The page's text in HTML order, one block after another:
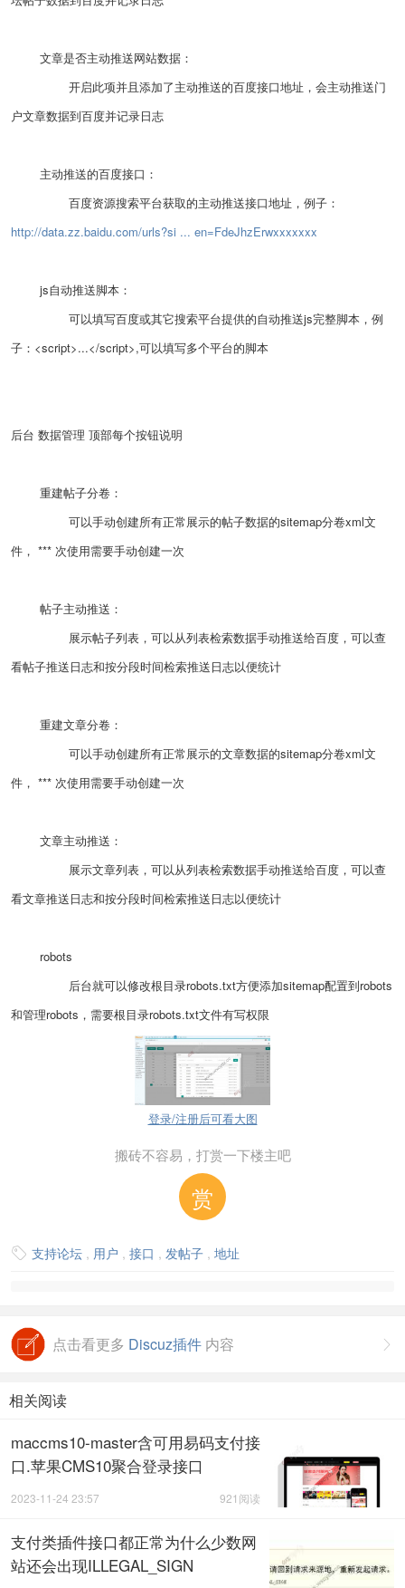
文章是否主动推送网站数据：
开启此项并且添加了主动推送的百度接口地址，会主动推送门
户文章数据到百度并记录日志
主动推送的百度接口：
百度资源搜索平台获取的主动推送接口地址，例子：
http://data.zz.baidu.com/urls?si ... en=FdeJhzErwxxxxxxx
js自动推送脚本：
可以填写百度或其它搜索平台提供的自动推送js完整脚本，例
子：<script>...</script>,可以填写多个平台的脚本
后台 数据管理 顶部每个按钮说明
重建帖子分卷：
可以手动创建所有正常展示的帖子数据的sitemap分卷xml文
件， *** 次使用需要手动创建一次
帖子主动推送：
展示帖子列表，可以从列表检索数据手动推送给百度，可以查
看帖子推送日志和按分段时间检索推送日志以便统计
重建文章分卷：
可以手动创建所有正常展示的文章数据的sitemap分卷xml文
件， *** 次使用需要手动创建一次
文章主动推送：
展示文章列表，可以从列表检索数据手动推送给百度，可以查
看文章推送日志和按分段时间检索推送日志以便统计
robots
后台就可以修改根目录robots.txt方便添加sitemap配置到robots
和管理robots，需要根目录robots.txt文件有写权限
登录/注册后可看大图
搬砖不容易，打赏一下楼主吧
赏
 支持论坛 , 用户 , 接口 , 发帖子 , 地址

点击看更多 Discuz插件 内容
相关阅读
maccms10-master含可用易码支付接
口.苹果CMS10聚合登录接口
921阅读
2023-11-24 23:57
支付类插件接口都正常为什么少数网
站还会出现ILLEGAL_SIGN